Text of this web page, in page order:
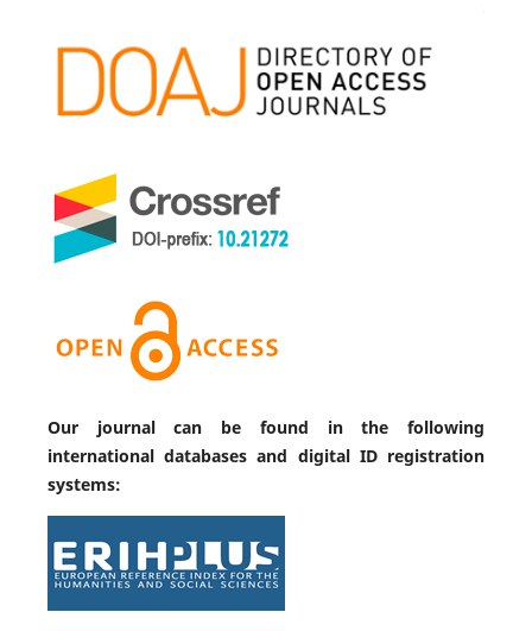
Our journal can be found in the following
international databases and digital ID registration
systems: